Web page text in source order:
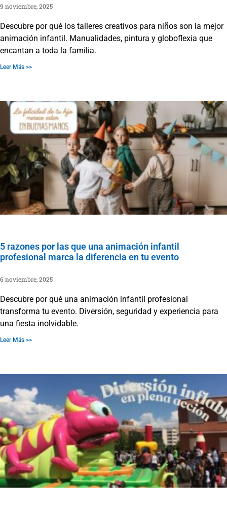
9 noviembre, 2025
Descubre por qué los talleres creativos para niños son la mejor
animación infantil. Manualidades, pintura y globoflexia que
encantan a toda la familia.
Leer Más >>
5 razones por las que una animación infantil
profesional marca la diferencia en tu evento
6 noviembre, 2025
Descubre por qué una animación infantil profesional
transforma tu evento. Diversión, seguridad y experiencia para
una fiesta inolvidable.
Leer Más >>